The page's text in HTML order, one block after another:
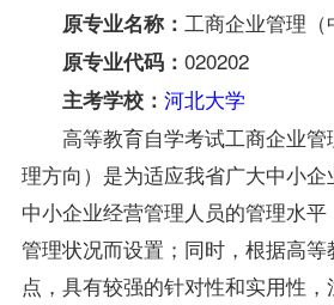
原专业名称： 工商企业管理
原专业代码： 020202
主考学校： 河北大学
高等教育自学考试工商企业
理方向）是为适应我省广大中小
中小企业经营管理人员的管理水
管理状况而设置；同时，根据高
点，具有较强的针对性和实用性